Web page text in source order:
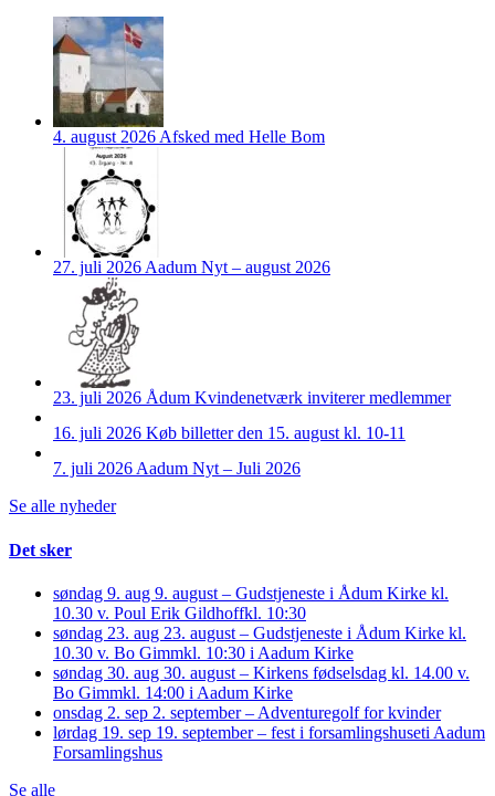
4. august 2026 Afsked med Helle Bom
27. juli 2026 Aadum Nyt – august 2026
23. juli 2026 Ådum Kvindenetværk inviterer medlemmer
16. juli 2026 Køb billetter den 15. august kl. 10-11
7. juli 2026 Aadum Nyt – Juli 2026
Se alle nyheder
Det sker
søndag 9. aug 9. august – Gudstjeneste i Ådum Kirke kl.
10.30 v. Poul Erik Gildhoffkl. 10:30
søndag 23. aug 23. august – Gudstjeneste i Ådum Kirke kl.
10.30 v. Bo Gimmkl. 10:30 i Aadum Kirke
søndag 30. aug 30. august – Kirkens fødselsdag kl. 14.00 v.
Bo Gimmkl. 14:00 i Aadum Kirke
onsdag 2. sep 2. september – Adventuregolf for kvinder
lørdag 19. sep 19. september – fest i forsamlingshuseti Aadum
Forsamlingshus
Se alle